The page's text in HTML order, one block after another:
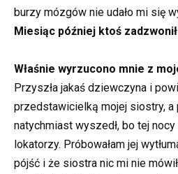
burzy mózgów nie udało mi się
Miesiąc później ktoś
Właśnie wyrzucono mnie z
Przyszła jakaś dziewczyna i
przedstawicielką mojej siostry, a
natychmiast wyszedł, bo tej
lokatorzy. Próbowałam jej
pójść i że siostra nic mi nie